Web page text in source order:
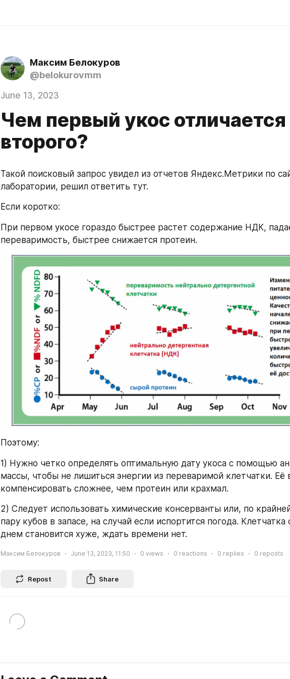
Максим Белокуров
@belokurovmm
June 13, 2023
Чем первый укос отличается
второго?
Такой поисковый запрос увидел из отчетов Яндекс.Метрики по
лаборатории, решил ответить тут.
Если коротко:
При первом укосе гораздо быстрее растет содержание НДК,
переваримость, быстрее снижается протеин.
Поэтому:
1) Нужно четко определять оптимальную дату укоса с помощью
массы, чтобы не лишиться энергии из переваримой клетчатки. Её
компенсировать сложнее, чем протеин или крахмал.
2) Следует использовать химические консерванты или, по
пару кубов в запасе, на случай если испортится погода.
днем становится хуже, ждать времени нет.
Максим Белокуров June 13, 2023, 11:50 0 views 0 reactions 0 replies 0 reposts
Repost Share